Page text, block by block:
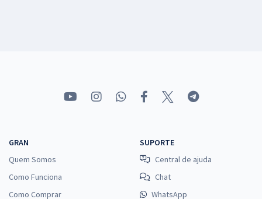
GRAN
Quem Somos
Como Funciona
Como Comprar
SUPORTE
Central de ajuda
Chat
WhatsApp